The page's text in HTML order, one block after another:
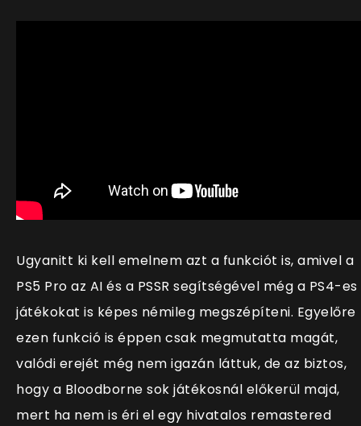
Ugyanitt ki kell emelnem azt a funkciót is, amivel a
PS5 Pro az AI és a PSSR segítségével még a PS4-es
játékokat is képes némileg megszépíteni. Egyelőre
ezen funkció is éppen csak megmutatta magát,
valódi erejét még nem igazán láttuk, de az biztos,
hogy a Bloodborne sok játékosnál előkerül majd,
mert ha nem is éri el egy hivatalos remastered